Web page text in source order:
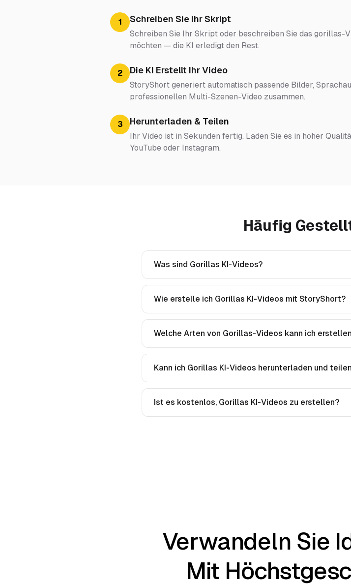
1 Schreiben Sie Ihr Skript
Schreiben Sie Ihr Skript oder beschreiben Sie das gorillas-
möchten — die KI erledigt den Rest.
2 Die KI Erstellt Ihr Video
StoryShort generiert automatisch passende Bilder,
professionellen Multi-Szenen-Video zusammen.
3 Herunterladen & Teilen
Ihr Video ist in Sekunden fertig. Laden Sie es in hoher
YouTube oder Instagram.
Häufig
Was sind Gorillas KI-Videos?
Wie erstelle ich Gorillas KI-Videos mit StoryShort?
Welche Arten von Gorillas-Videos kann ich
Kann ich Gorillas KI-Videos herunterladen und
Ist es kostenlos, Gorillas KI-Videos zu erstellen?
Verwandeln Sie
Mit